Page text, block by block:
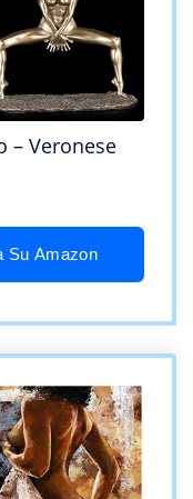
– Veronese
Su Amazon